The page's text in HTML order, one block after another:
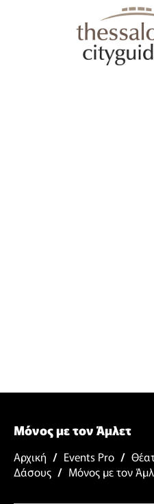
Μόνος με τον Άμλετ
Αρχική / Events Pro /
Δάσους / Μόνος με τον